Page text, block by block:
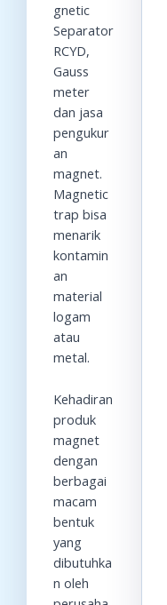
gnetic
Separator
RCYD,
Gauss
meter
dan jasa
pengukur
an
magnet.
Magnetic
trap bisa
menarik
kontamin
an
material
logam
atau
metal.
Kehadiran
produk
magnet
dengan
berbagai
macam
bentuk
yang
dibutuhka
n oleh